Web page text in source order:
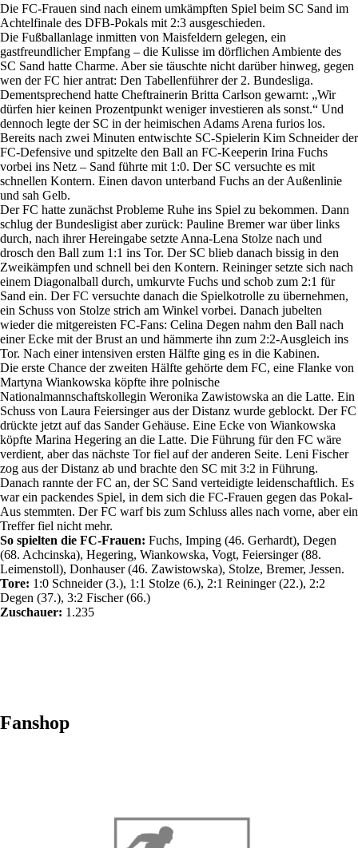
Die FC-Frauen sind nach einem umkämpften Spiel beim SC Sand im
Achtelfinale des DFB-Pokals mit 2:3 ausgeschieden.
Die Fußballanlage inmitten von Maisfeldern gelegen, ein
gastfreundlicher Empfang – die Kulisse im dörflichen Ambiente des
SC Sand hatte Charme. Aber sie täuschte nicht darüber hinweg, gegen
wen der FC hier antrat: Den Tabellenführer der 2. Bundesliga.
Dementsprechend hatte Cheftrainerin Britta Carlson gewarnt: „Wir
dürfen hier keinen Prozentpunkt weniger investieren als sonst.“ Und
dennoch legte der SC in der heimischen Adams Arena furios los.
Bereits nach zwei Minuten entwischte SC-Spielerin Kim Schneider der
FC-Defensive und spitzelte den Ball an FC-Keeperin Irina Fuchs
vorbei ins Netz – Sand führte mit 1:0. Der SC versuchte es mit
schnellen Kontern. Einen davon unterband Fuchs an der Außenlinie
und sah Gelb.
Der FC hatte zunächst Probleme Ruhe ins Spiel zu bekommen. Dann
schlug der Bundesligist aber zurück: Pauline Bremer war über links
durch, nach ihrer Hereingabe setzte Anna-Lena Stolze nach und
drosch den Ball zum 1:1 ins Tor. Der SC blieb danach bissig in den
Zweikämpfen und schnell bei den Kontern. Reininger setzte sich nach
einem Diagonalball durch, umkurvte Fuchs und schob zum 2:1 für
Sand ein. Der FC versuchte danach die Spielkotrolle zu übernehmen,
ein Schuss von Stolze strich am Winkel vorbei. Danach jubelten
wieder die mitgereisten FC-Fans: Celina Degen nahm den Ball nach
einer Ecke mit der Brust an und hämmerte ihn zum 2:2-Ausgleich ins
Tor. Nach einer intensiven ersten Hälfte ging es in die Kabinen.
Die erste Chance der zweiten Hälfte gehörte dem FC, eine Flanke von
Martyna Wiankowska köpfte ihre polnische
Nationalmannschaftskollegin Weronika Zawistowska an die Latte. Ein
Schuss von Laura Feiersinger aus der Distanz wurde geblockt. Der FC
drückte jetzt auf das Sander Gehäuse. Eine Ecke von Wiankowska
köpfte Marina Hegering an die Latte. Die Führung für den FC wäre
verdient, aber das nächste Tor fiel auf der anderen Seite. Leni Fischer
zog aus der Distanz ab und brachte den SC mit 3:2 in Führung.
Danach rannte der FC an, der SC Sand verteidigte leidenschaftlich. Es
war ein packendes Spiel, in dem sich die FC-Frauen gegen das Pokal-
Aus stemmten. Der FC warf bis zum Schluss alles nach vorne, aber ein
Treffer fiel nicht mehr.
So spielten die FC-Frauen: Fuchs, Imping (46. Gerhardt), Degen
(68. Achcinska), Hegering, Wiankowska, Vogt, Feiersinger (88.
Leimenstoll), Donhauser (46. Zawistowska), Stolze, Bremer, Jessen.
Tore: 1:0 Schneider (3.), 1:1 Stolze (6.), 2:1 Reininger (22.), 2:2
Degen (37.), 3:2 Fischer (66.)
Zuschauer: 1.235
Fanshop